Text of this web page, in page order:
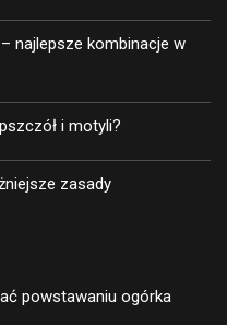
najlepsze kombinacje w
i motyli?
zasady
powstawaniu ogórka